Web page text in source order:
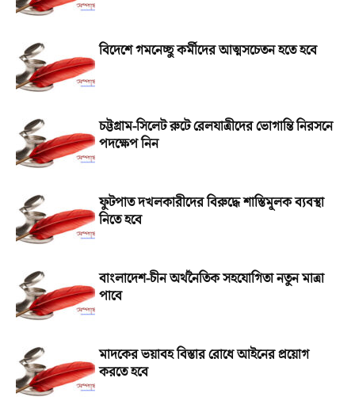
বিদেশে গমনেচ্ছু কর্মীদের আত্মসচেতন হতে হবে
চট্টগ্রাম-সিলেট রুটে রেলযাত্রীদের ভোগান্তি নিরসনে
পদক্ষেপ নিন
ফুটপাত দখলকারীদের বিরুদ্ধে শাস্তিমূলক ব্যবস্থা
নিতে হবে
বাংলাদেশ-চীন অর্থনৈতিক সহযোগিতা নতুন মাত্রা
পাবে
মাদকের ভয়াবহ বিস্তার রোধে আইনের প্রয়োগ
করতে হবে